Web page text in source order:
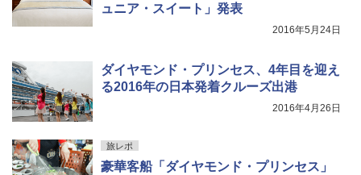
ュニア・スイート」発表
2016年5月24日
ダイヤモンド・プリンセス、4年目を迎え
る2016年の日本発着クルーズ出港
2016年4月26日
旅レポ
豪華客船「ダイヤモンド・プリンセス」